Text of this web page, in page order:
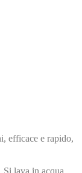
efficace e rapido,
Si lava in acqua